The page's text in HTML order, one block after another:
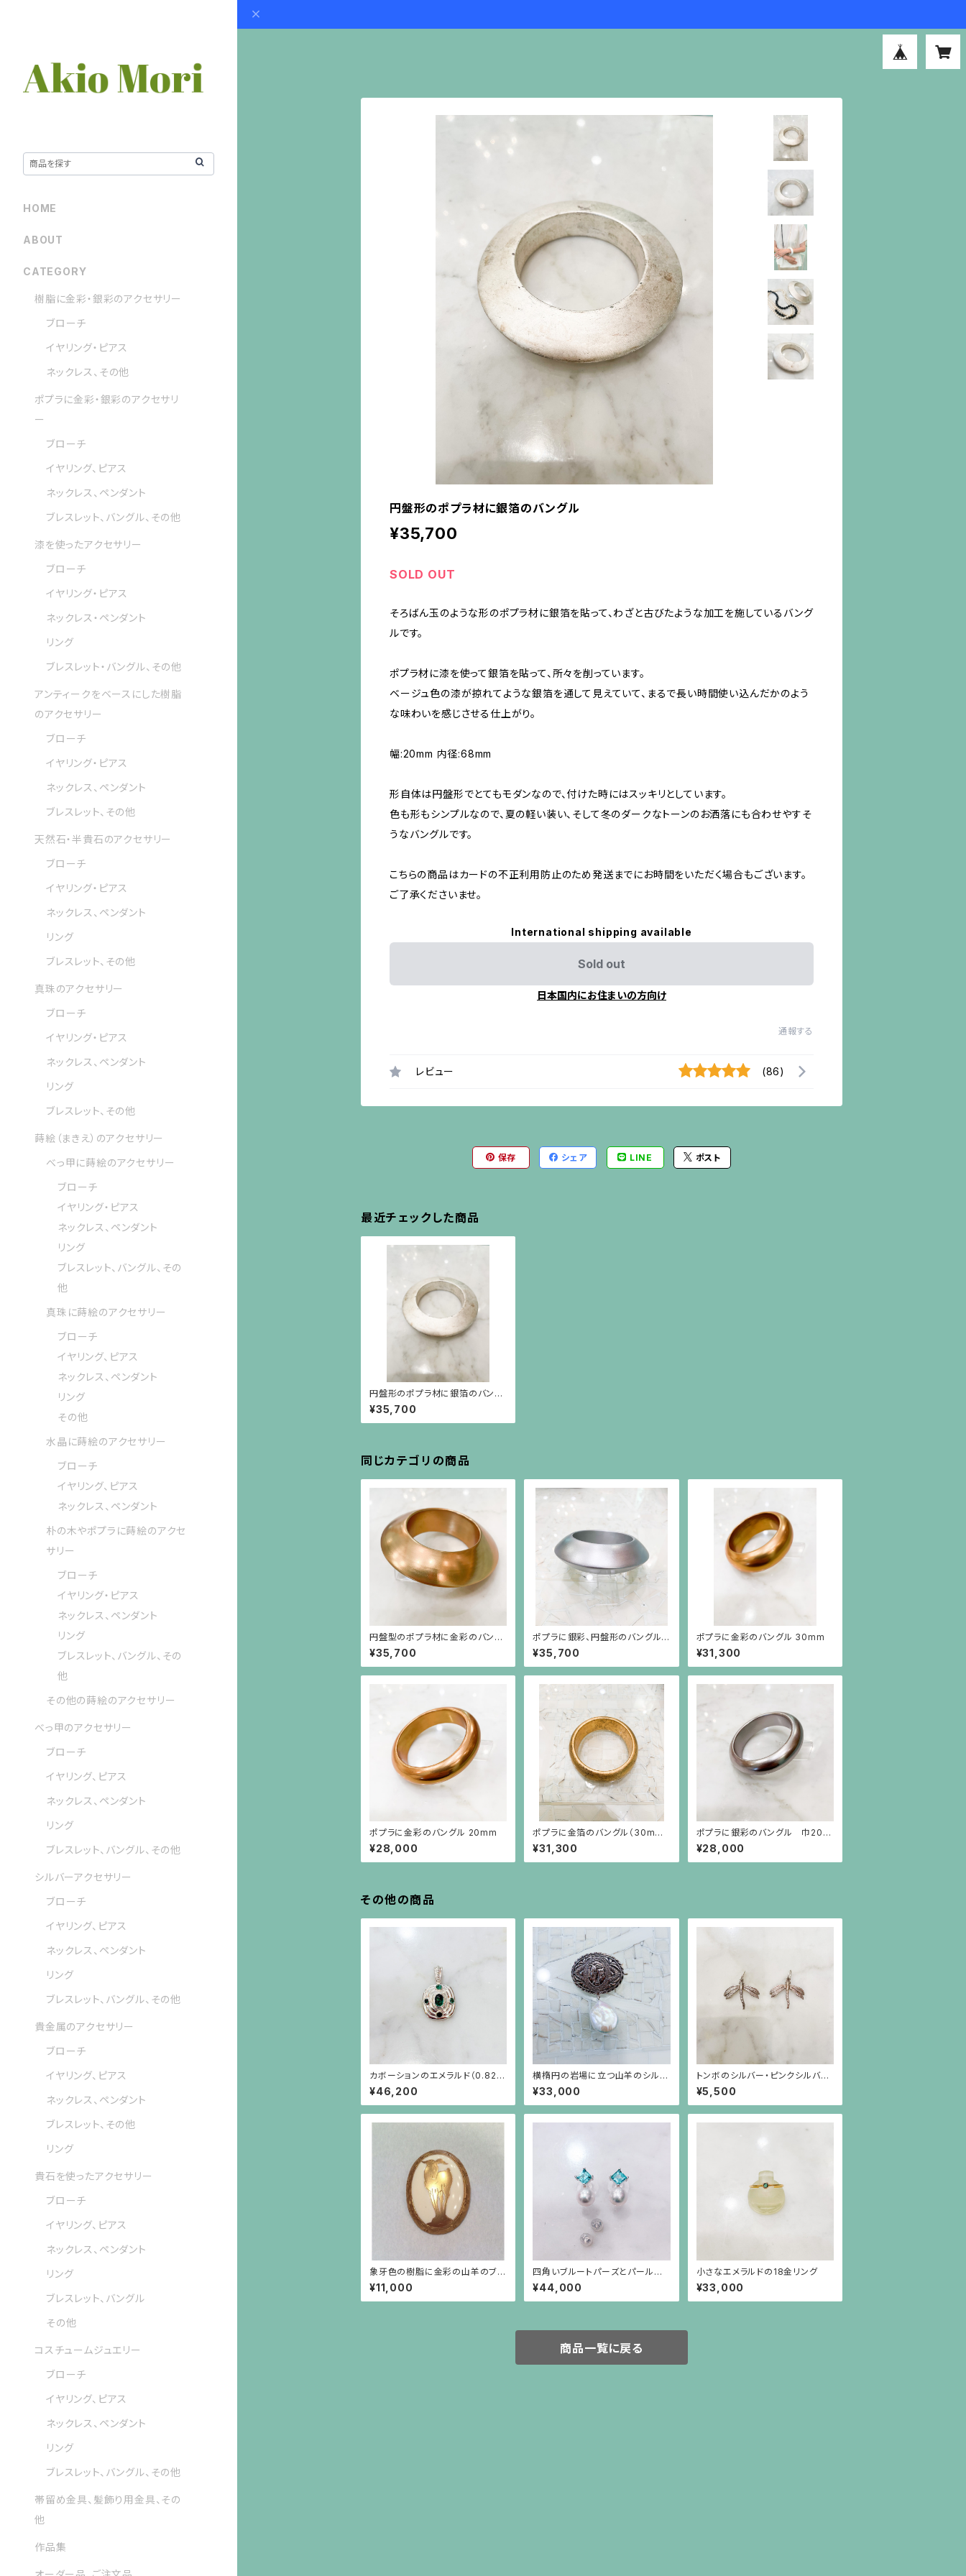
円盤形のポプラ材に銀箔のバングル
¥35,700
SOLD OUT
そろばん玉のような形のポプラ材に銀箔を貼って、わざと古びたような加工を施しているバング
ルです。
ポプラ材に漆を使って銀箔を貼って、所々を削っています。
ベージュ色の漆が掠れてような銀箔を通して見えていて、まるで長い時間使い込んだかのよう
な味わいを感じさせる仕上がり。
幅:20mm 内径:68mm
形自体は円盤形でとてもモダンなので、付けた時にはスッキリとしています。
色も形もシンプルなので、夏の軽い装い、そして冬のダークなトーンのお洒落にも合わせやすそ
うなバングルです。
こちらの商品はカードの不正利用防止のため発送までにお時間をいただく場合もございます。
ご了承くださいませ。
International shipping available
Sold out
日本国内にお住まいの方向け
通報する
レビュー (86)
保存 シェア LINE ポスト
最近チェックした商品
円盤形のポプラ材に銀箔のバング
ル
¥35,700
同じカテゴリの商品
円盤型のポプラ材に金彩のバング
ル
¥35,700
ポプラに銀彩、円盤形のバングル
（30mm 幅）婦人公論掲載品
¥35,700
ポプラに金彩のバングル 30mm
¥31,300
ポプラに金彩のバングル 20mm
¥28,000
ポプラに金箔のバングル（30mm
幅）婦人公論掲載品
¥31,300
ポプラに銀彩のバングル 巾20m
m
¥28,000
その他の商品
カボーションのエメラルド（0.82c
t）を4つの小さなエメラルドが取り
巻くシルバーペンダント（チェーン
別）
¥46,200
横楕円の岩場に立つ山羊のシルバ
ープレートに白い大粒バロックパ
ールが揺れるブローチ兼ペンダン
ト
¥33,000
トンボのシルバー・ピンクシルバー
チャーム
¥5,500
象牙色の樹脂に金彩の山羊のブロ
ーチ 楕円(中)
¥11,000
四角いブルートパーズとパールの
シルバー枠のピアス(シルバーポス
ト）
¥44,000
小さなエメラルドの18金リング
¥33,000
商品一覧に戻る
HOME
ABOUT
CATEGORY
樹脂に金彩・銀彩のアクセサリー
ブローチ
イヤリング・ピアス
ネックレス、その他
ポプラに金彩・銀彩のアクセサリ
ー
ブローチ
イヤリング、ピアス
ネックレス、ペンダント
ブレスレット、バングル、その他
漆を使ったアクセサリー
ブローチ
イヤリング・ピアス
ネックレス・ペンダント
リング
ブレスレット・バングル、その他
アンティークをベースにした樹脂
のアクセサリー
ブローチ
イヤリング・ピアス
ネックレス、ペンダント
ブレスレット、その他
天然石・半貴石のアクセサリー
ブローチ
イヤリング・ピアス
ネックレス、ペンダント
リング
ブレスレット、その他
真珠のアクセサリー
ブローチ
イヤリング・ピアス
ネックレス、ペンダント
リング
ブレスレット、その他
蒔絵（まきえ）のアクセサリー
べっ甲に蒔絵のアクセサリー
ブローチ
イヤリング・ピアス
ネックレス、ペンダント
リング
ブレスレット、バングル、その
他
真珠に蒔絵のアクセサリー
ブローチ
イヤリング、ピアス
ネックレス、ペンダント
リング
その他
水晶に蒔絵のアクセサリー
ブローチ
イヤリング、ピアス
ネックレス、ペンダント
朴の木やポプラに蒔絵のアクセ
サリー
ブローチ
イヤリング・ピアス
ネックレス、ペンダント
リング
ブレスレット、バングル、その
他
その他の蒔絵のアクセサリー
べっ甲のアクセサリー
ブローチ
イヤリング、ピアス
ネックレス、ペンダント
リング
ブレスレット、バングル、その他
シルバーアクセサリー
ブローチ
イヤリング、ピアス
ネックレス、ペンダント
リング
ブレスレット、バングル、その他
貴金属のアクセサリー
ブローチ
イヤリング、ピアス
ネックレス、ペンダント
ブレスレット、その他
リング
貴石を使ったアクセサリー
ブローチ
イヤリング、ピアス
ネックレス、ペンダント
リング
ブレスレット、バングル
その他
コスチュームジュエリー
ブローチ
イヤリング、ピアス
ネックレス、ペンダント
リング
ブレスレット、バングル、その他
帯留め金具、髪飾り用金具、その
他
作品集